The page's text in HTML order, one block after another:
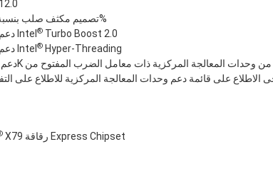
تصميم مكثف صلب بنسبة 100%
دعم تقنية Intel ® Turbo Boost 2.0
دعم تقنية Intel ® Hyper-Threading
الاطلاع على قائمة دعم وحدات المعالجة المركزية للاطلاع على
X79 رقاقة Express Chipset